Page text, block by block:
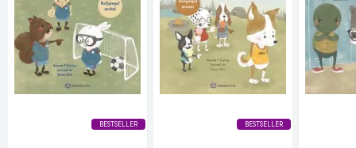
BESTSELLER BESTSELLER